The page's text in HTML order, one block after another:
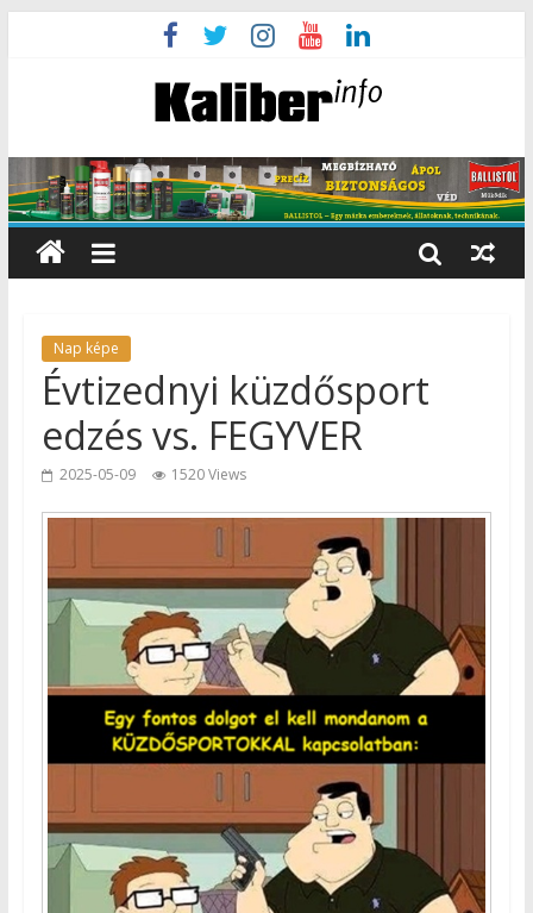
Nap képe
Évtizednyi küzdősport
edzés vs. FEGYVER
2025-05-09 1520 Views